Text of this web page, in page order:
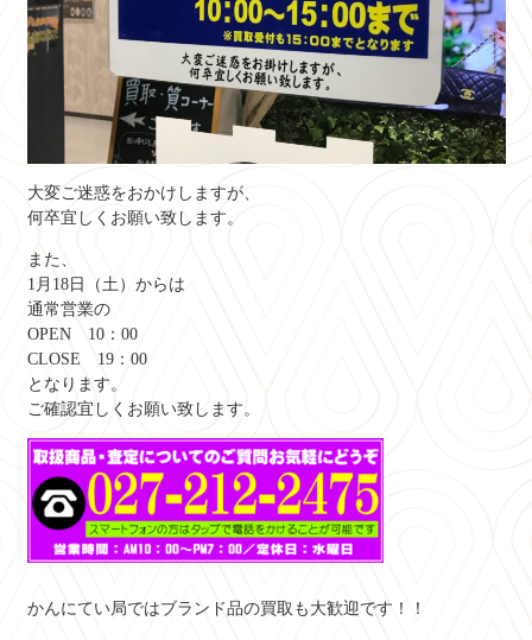
大変ご迷惑をおかけしますが、
何卒宜しくお願い致します。
また、
1月18日（土）からは
通常営業の
OPEN 10：00
CLOSE 19：00
となります。
ご確認宜しくお願い致します。
かんにてい局ではブランド品の買取も大歓迎です！！